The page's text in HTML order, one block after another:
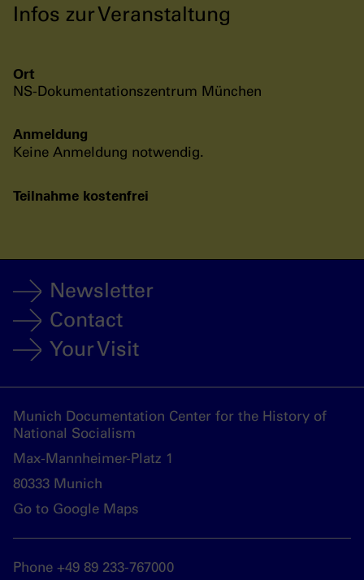
Infos zur Veranstaltung
Ort
NS-Dokumentationszentrum München
Anmeldung
Keine Anmeldung notwendig.
Teilnahme kostenfrei
Newsletter
Contact
Your Visit
Munich Documentation Center for the History of
National Socialism
Max-Mannheimer-Platz 1
80333 Munich
Go to Google Maps
Phone +49 89 233-767000